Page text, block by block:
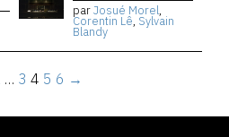
parJosué Morel,
Corentin Lê, Sylvain
Blandy
… 3 4 5 6 →